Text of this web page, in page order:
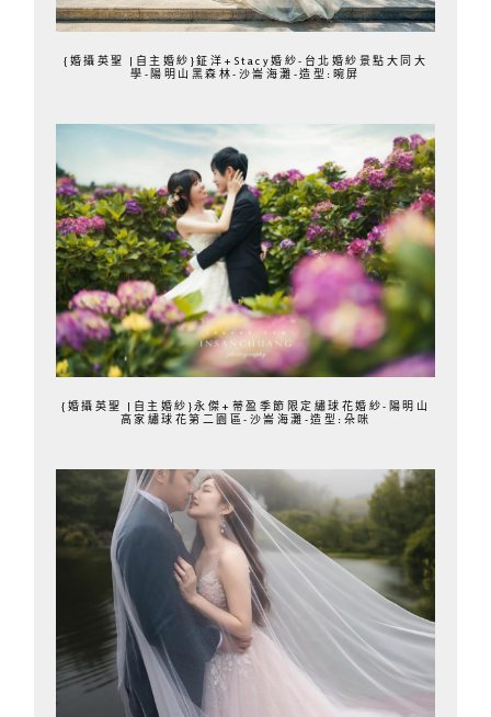
{婚攝英聖 |自主婚紗}鉦洋+Stacy婚紗-台北婚紗景點大同大
學-陽明山黑森林-沙崙海灘-造型:晼屏
{婚攝英聖 |自主婚紗}永傑+蒂盈季節限定繡球花婚紗-陽明山
高家繡球花第二園區-沙崙海灘-造型:朵咪